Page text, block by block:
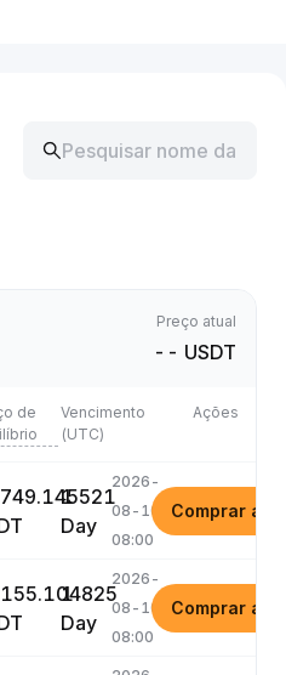
Preço atual
-- USDT
de
Vencimento
(UTC)
Ações
1
Day
2026-
08-10
08:00
Comprar
1
Day
2026-
08-10
08:00
Comprar